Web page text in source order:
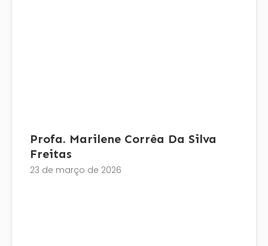
Profa. Marilene Corrêa Da Silva
Freitas
23 de março de 2026